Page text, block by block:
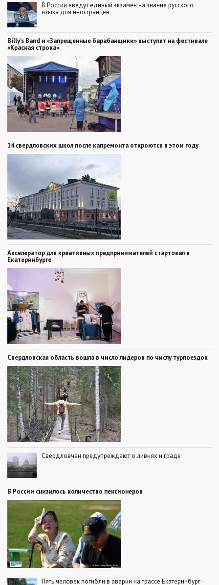
В России введут единый экзамен на знание русского
языка для иностранцев
Billy’s Band и «Запрещенные барабанщики» выступят на фестивале
«Красная строка»
14 свердловских школ после капремонта откроются в этом году
Акселератор для креативных предпринимателей стартовал в
Екатеринбурге
Свердловская область вошла в число лидеров по числу турпоездок
Свердловчан предупреждают о ливнях и граде
В России снизилось количество пенсионеров
Пять человек погибли в аварии на трассе Екатеринбург -